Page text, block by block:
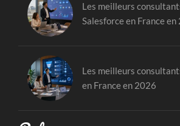
Les meilleurs
Salesforce en France en
Les meilleurs
en France en 2026